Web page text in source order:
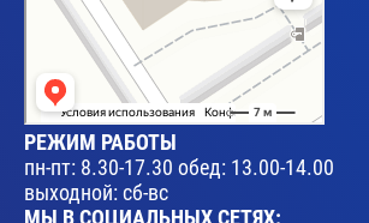
РЕЖИМ РАБОТЫ
пн-пт: 8.30-17.30 обед: 13.00-14.00
выходной: сб-вс
МЫ В СОЦИАЛЬНЫХ СЕТЯХ: